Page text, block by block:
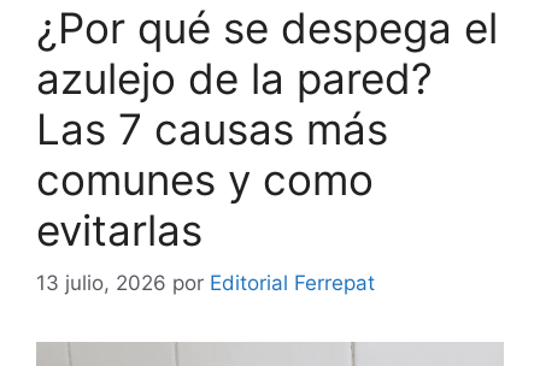
¿Por qué se despega el
azulejo de la pared?
Las 7 causas más
comunes y como
evitarlas
13 julio, 2026 por Editorial Ferrepat